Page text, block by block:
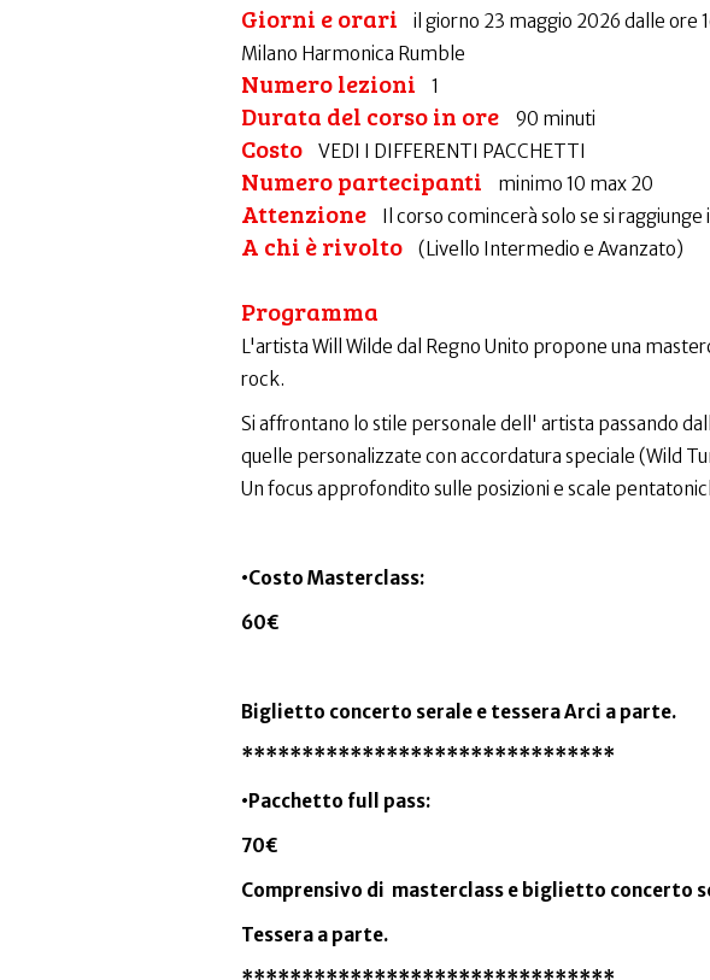
Giorni e orari
il giorno 23 maggio 2026 dalle ore
Milano Harmonica Rumble
Numero lezioni 1
Durata del corso in ore 90 minuti
Costo VEDI I DIFFERENTI PACCHETTI
Numero partecipanti minimo 10 max 20
Attenzione Il corso comincerà solo se si
A chi è rivolto (Livello Intermedio e Avanzato)
Programma
L'artista Will Wilde dal Regno Unito propone una
rock.
Si affrontano lo stile personale dell' artista passando
quelle personalizzate con accordatura speciale (Wild
Un focus approfondito sulle posizioni e scale
•Costo Masterclass:
60€
Biglietto concerto serale e tessera Arci a parte.
*******************************
•Pacchetto full pass:
70€
Comprensivo di masterclass e biglietto concerto
Tessera a parte.